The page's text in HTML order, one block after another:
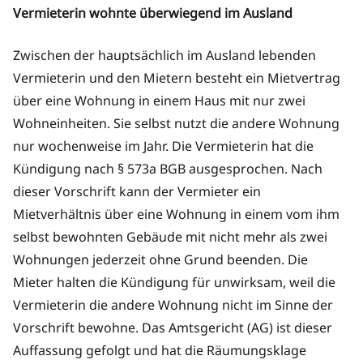
Vermieterin wohnte überwiegend im Ausland
Zwischen der hauptsächlich im Ausland lebenden
Vermieterin und den Mietern besteht ein Mietvertrag
über eine Wohnung in einem Haus mit nur zwei
Wohneinheiten. Sie selbst nutzt die andere Wohnung
nur wochenweise im Jahr. Die Vermieterin hat die
Kündigung nach § 573a BGB ausgesprochen. Nach
dieser Vorschrift kann der Vermieter ein
Mietverhältnis über eine Wohnung in einem vom ihm
selbst bewohnten Gebäude mit nicht mehr als zwei
Wohnungen jederzeit ohne Grund beenden. Die
Mieter halten die Kündigung für unwirksam, weil die
Vermieterin die andere Wohnung nicht im Sinne der
Vorschrift bewohne. Das Amtsgericht (AG) ist dieser
Auffassung gefolgt und hat die Räumungsklage